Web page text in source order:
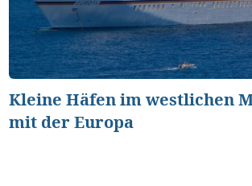
Kleine Häfen im westlichen
mit der Europa